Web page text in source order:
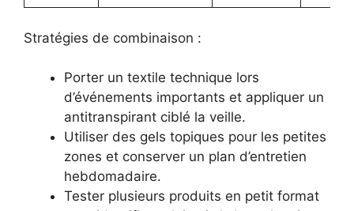
Stratégies de combinaison :
Porter un textile technique lors
d’événements importants et appliquer un
antitranspirant ciblé la veille.
Utiliser des gels topiques pour les petites
zones et conserver un plan d’entretien
hebdomadaire.
Tester plusieurs produits en petit format